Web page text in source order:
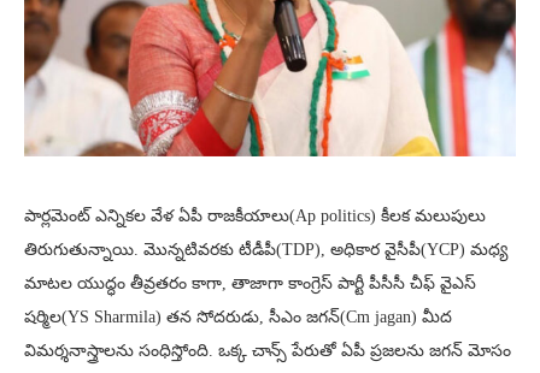
పార్లమెంట్ ఎన్నికల వేళ ఏపీ రాజకీయాలు(Ap politics) కీలక మలుపులు
తిరుగుతున్నాయి. మొన్నటివరకు టీడీపీ(TDP), అధికార వైసీపీ(YCP) మధ్య
మాటల యుద్ధం తీవ్రతరం కాగా, తాజాగా కాంగ్రెస్ పార్టీ పీసీసీ చీఫ్ వైఎస్
షర్మిల(YS Sharmila) తన సోదరుడు, సీఎం జగన్(Cm jagan) మీద
విమర్శనాస్త్రాలను సంధిస్తోంది. ఒక్క చాన్స్ పేరుతో ఏపీ ప్రజలను జగన్ మోసం